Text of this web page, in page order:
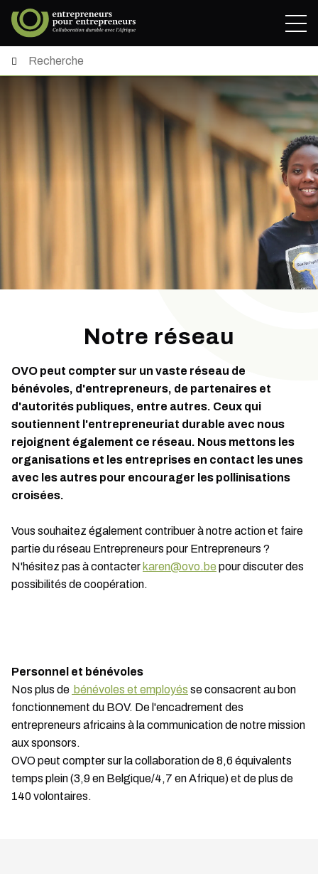
Notre réseau
OVO peut compter sur un vaste réseau de
bénévoles, d'entrepreneurs, de partenaires et
d'autorités publiques, entre autres. Ceux qui
soutiennent l'entrepreneuriat durable avec nous
rejoignent également ce réseau. Nous mettons les
organisations et les entreprises en contact les unes
avec les autres pour encourager les pollinisations
croisées.
Vous souhaitez également contribuer à notre action et faire
partie du réseau Entrepreneurs pour Entrepreneurs ?
N'hésitez pas à contacter karen@ovo.be pour discuter des
possibilités de coopération.
Personnel et bénévoles
Nos plus de bénévoles et employés se consacrent au bon
fonctionnement du BOV. De l'encadrement des
entrepreneurs africains à la communication de notre mission
aux sponsors.
OVO peut compter sur la collaboration de 8,6 équivalents
temps plein (3,9 en Belgique/4,7 en Afrique) et de plus de
140 volontaires.